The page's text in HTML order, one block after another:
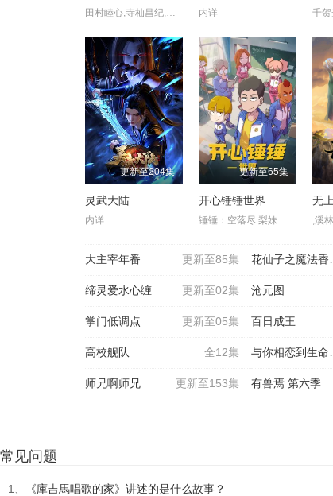
田村睦心,寺杣昌纪,津田美波,寺泽百花 内详
更新至204集
灵武大陆
内详
更新至65集
开心锤锤世界 无
更新至85集
大主宰年番 花仙子之魔法香对论
更新至02集
缔灵爱水心缠 沧元图
更新至05集
掌门低调点 百日成王
全12集
高校舰队 与你相恋到生命尽头
更新至153集
师兄啊师兄 有兽焉 第六季
常见问题
1、
《庫吉馬唱歌的家》讲述的是什么故事？